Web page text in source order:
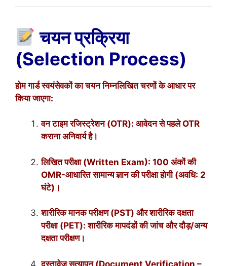
चयन प्रक्रिया
(Selection Process)
होम गार्ड स्वयंसेवकों का चयन निम्नलिखित चरणों के आधार पर
किया जाएगा:
वन टाइम रजिस्ट्रेशन (OTR): आवेदन से पहले OTR
कराना अनिवार्य है।
लिखित परीक्षा (Written Exam): 100 अंकों की
OMR-आधारित सामान्य ज्ञान की परीक्षा होगी (अवधि: 2
घंटे)।
शारीरिक मानक परीक्षण (PST) और शारीरिक दक्षता
परीक्षा (PET): शारीरिक मापदंडों की जांच और दौड़/अन्य
दक्षता परीक्षण।
दस्तावेज सत्यापन (Document Verification –